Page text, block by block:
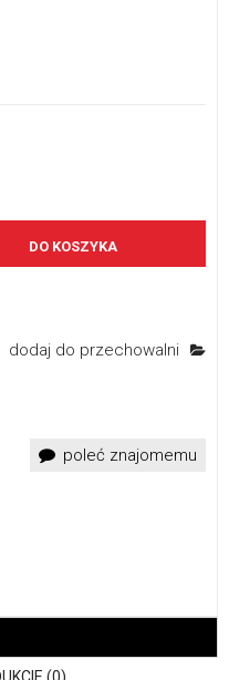
DO KOSZYKA
dodaj do przechowalni
poleć znajomemu
(0)